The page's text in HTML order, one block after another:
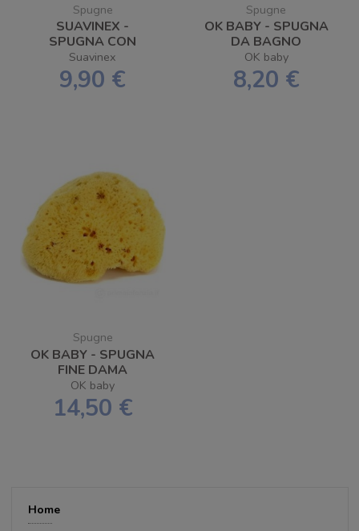
Spugne
SUAVINEX -
SPUGNA CON
AROMA AL LATTE
ROSA E BLU
Suavinex
9,90 €
Spugne
OK BABY - SPUGNA
DA BAGNO
ARCIPELAGO
OK baby
8,20 €
Spugne
OK BABY - SPUGNA
FINE DAMA
OK baby
14,50 €
Home